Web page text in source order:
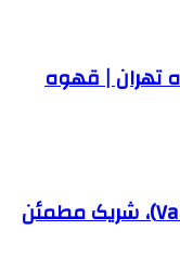
تهران | قهوه
زرپالایش عصر صنعت (ValveSend)، شریک مطمئن